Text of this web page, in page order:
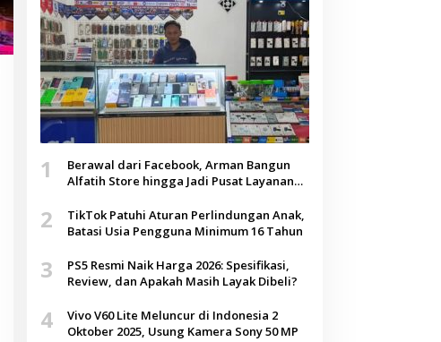
1
Berawal dari Facebook, Arman Bangun
Alfatih Store hingga Jadi Pusat Layanan
2
TikTok Patuhi Aturan Perlindungan Anak,
Batasi Usia Pengguna Minimum 16 Tahun
3
PS5 Resmi Naik Harga 2026: Spesifikasi,
Review, dan Apakah Masih Layak Dibeli?
4
Vivo V60 Lite Meluncur di Indonesia 2
Oktober 2025, Usung Kamera Sony 50 MP